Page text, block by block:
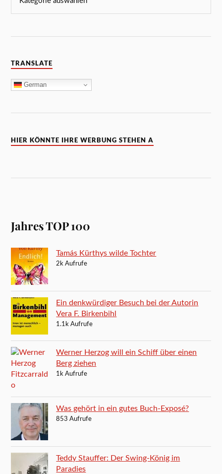
TRANSLATE
German
HIER KÖNNTE IHRE WERBUNG STEHEN A
Jahres TOP 100
Tamás Kürthys wilde Tochter
2k Aufrufe
Ein denkwürdiger Besuch bei der Autorin
Vera F. Birkenbihl
1.1k Aufrufe
Werner Herzog will ein Schiff über einen
Berg ziehen
1k Aufrufe
Was gehört in ein gutes Buch-Exposé?
853 Aufrufe
Teddy Stauffer: Der Swing-König im
Paradies